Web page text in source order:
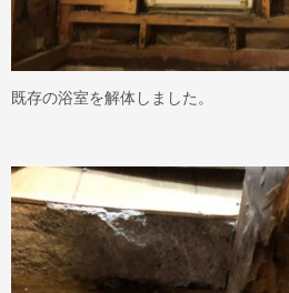
既存の浴室を解体しました。